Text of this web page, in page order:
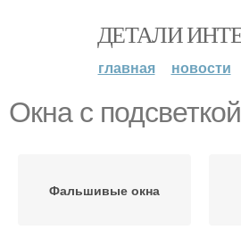
ДЕТАЛИ
главная новости
Окна с подсветкой
Фальшивые окна